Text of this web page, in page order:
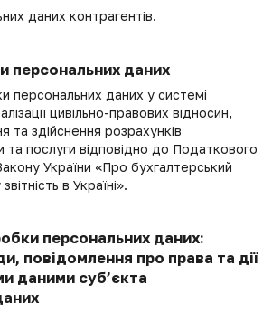
даних контрагентів.
персональних даних
персональних даних у системі
цивільно-правових відносин,
та здійснення розрахунків
та послуги відповідно до Податкового
України «Про бухгалтерський
в Україні».
персональних даних:
повідомлення про права та дії
даними суб’єкта